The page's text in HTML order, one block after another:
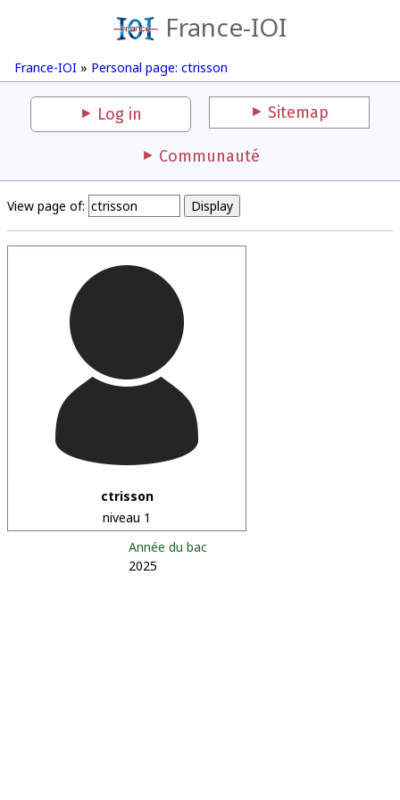
France-IOI
France-IOI » Personal page: ctrisson
Log in Sitemap
Communauté
View page of:
ctrisson
niveau 1
Année du bac
2025